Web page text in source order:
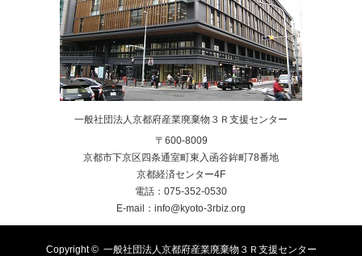
一般社団法人京都府産業廃棄物３Ｒ支援センター
〒600-8009
京都市下京区四条通室町東入函谷鉾町78番地
京都経済センター4F
電話：075-352-0530
E-mail：info@kyoto-3rbiz.org
Copyright © 一般社団法人京都府産業廃棄物３Ｒ支援センター